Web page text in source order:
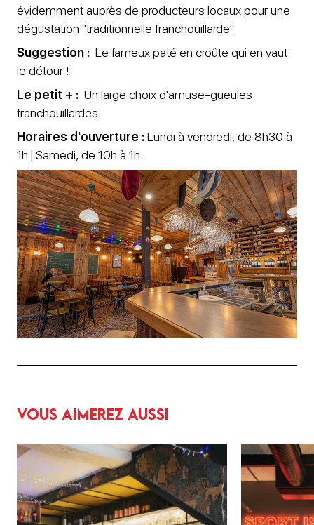
évidemment auprès de producteurs locaux pour une
dégustation "traditionnelle franchouillarde".
Suggestion : Le fameux paté en croûte qui en vaut
le détour !
Le petit + : Un large choix d'amuse-gueules
franchouillardes.
Horaires d'ouverture :Lundi à vendredi, de 8h30 à
1h | Samedi, de 10h à 1h.
Vous aimerez aussi